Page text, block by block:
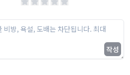
작성